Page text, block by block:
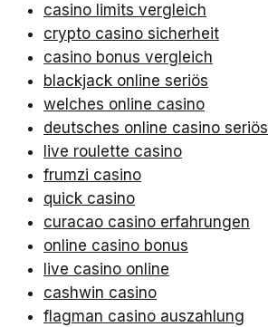
casino limits vergleich
crypto casino sicherheit
casino bonus vergleich
blackjack online seriös
welches online casino
deutsches online casino seriös
live roulette casino
frumzi casino
quick casino
curacao casino erfahrungen
online casino bonus
live casino online
cashwin casino
flagman casino auszahlung